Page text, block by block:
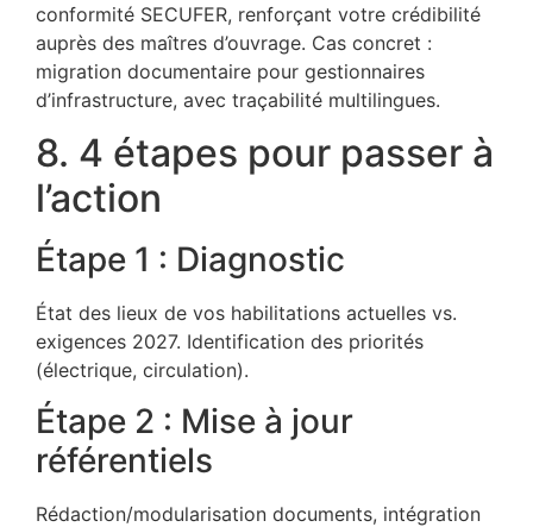
conformité SECUFER, renforçant votre crédibilité
auprès des maîtres d’ouvrage. Cas concret :
migration documentaire pour gestionnaires
d’infrastructure, avec traçabilité multilingues.
8. 4 étapes pour passer à
l’action
Étape 1 : Diagnostic
État des lieux de vos habilitations actuelles vs.
exigences 2027. Identification des priorités
(électrique, circulation).
Étape 2 : Mise à jour
référentiels
Rédaction/modularisation documents, intégration